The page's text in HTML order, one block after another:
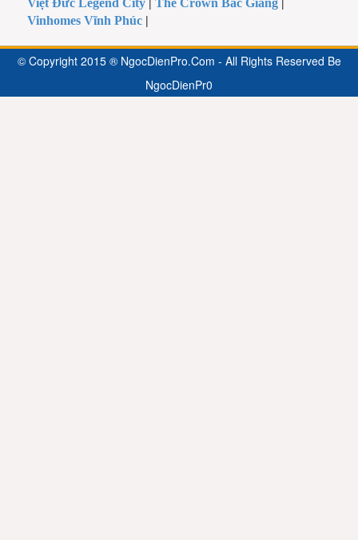
Việt Đức Legend City |The Crown Bắc Giang
Vinhomes Vĩnh Phúc |
© Copyright 2015 ® NgocDienPro.Com - All Rights Reserved Be
NgocDienPr0